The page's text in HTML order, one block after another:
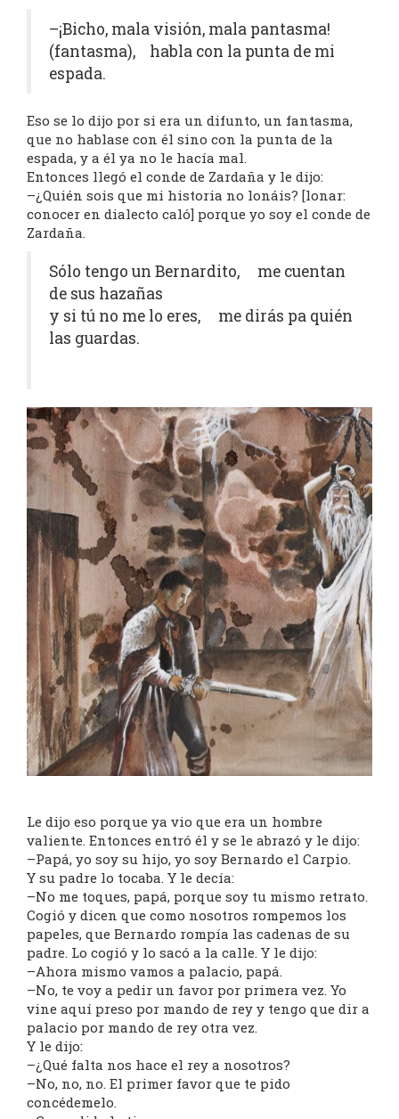
–¡Bicho, mala visión, mala pantasma!
(fantasma), habla con la punta de mi
espada.
Eso se lo dijo por si era un difunto, un fantasma,
que no hablase con él sino con la punta de la
espada, y a él ya no le hacía mal.
Entonces llegó el conde de Zardaña y le dijo:
–¿Quién sois que mi historia no lonáis? [lonar:
conocer en dialecto caló] porque yo soy el conde de
Zardaña.
Sólo tengo un Bernardito, me cuentan
de sus hazañas
y si tú no me lo eres, me dirás pa quién
las guardas.
Le dijo eso porque ya vio que era un hombre
valiente. Entonces entró él y se le abrazó y le dijo:
–Papá, yo soy su hijo, yo soy Bernardo el Carpio.
Y su padre lo tocaba. Y le decía:
–No me toques, papá, porque soy tu mismo retrato.
Cogió y dicen que como nosotros rompemos los
papeles, que Bernardo rompía las cadenas de su
padre. Lo cogió y lo sacó a la calle. Y le dijo:
–Ahora mismo vamos a palacio, papá.
–No, te voy a pedir un favor por primera vez. Yo
vine aquí preso por mando de rey y tengo que dir a
palacio por mando de rey otra vez.
Y le dijo:
–¿Qué falta nos hace el rey a nosotros?
–No, no, no. El primer favor que te pido
concédemelo.